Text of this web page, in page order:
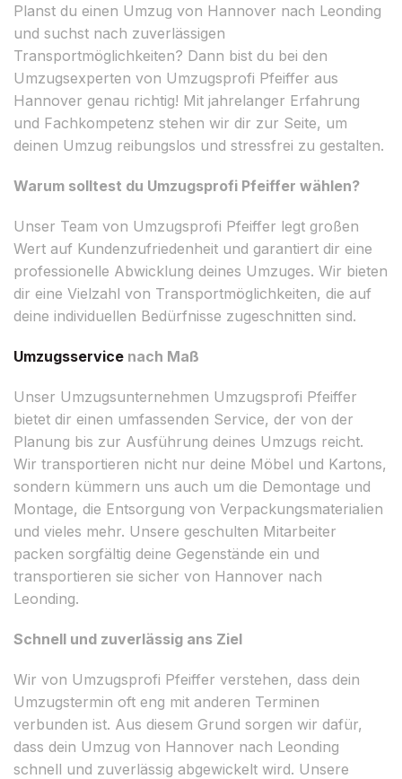
Planst du einen Umzug von Hannover nach Leonding
und suchst nach zuverlässigen
Transportmöglichkeiten? Dann bist du bei den
Umzugsexperten von Umzugsprofi Pfeiffer aus
Hannover genau richtig! Mit jahrelanger Erfahrung
und Fachkompetenz stehen wir dir zur Seite, um
deinen Umzug reibungslos und stressfrei zu gestalten.
Warum solltest du Umzugsprofi Pfeiffer wählen?
Unser Team von Umzugsprofi Pfeiffer legt großen
Wert auf Kundenzufriedenheit und garantiert dir eine
professionelle Abwicklung deines Umzuges. Wir bieten
dir eine Vielzahl von Transportmöglichkeiten, die auf
deine individuellen Bedürfnisse zugeschnitten sind.
Umzugsservice nach Maß
Unser Umzugsunternehmen Umzugsprofi Pfeiffer
bietet dir einen umfassenden Service, der von der
Planung bis zur Ausführung deines Umzugs reicht.
Wir transportieren nicht nur deine Möbel und Kartons,
sondern kümmern uns auch um die Demontage und
Montage, die Entsorgung von Verpackungsmaterialien
und vieles mehr. Unsere geschulten Mitarbeiter
packen sorgfältig deine Gegenstände ein und
transportieren sie sicher von Hannover nach
Leonding.
Schnell und zuverlässig ans Ziel
Wir von Umzugsprofi Pfeiffer verstehen, dass dein
Umzugstermin oft eng mit anderen Terminen
verbunden ist. Aus diesem Grund sorgen wir dafür,
dass dein Umzug von Hannover nach Leonding
schnell und zuverlässig abgewickelt wird. Unsere